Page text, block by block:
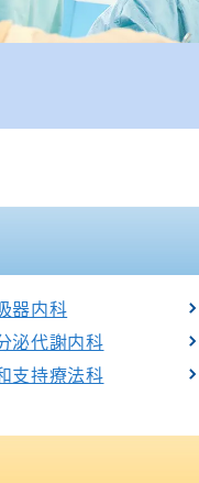
歯科口腔外科
麻酔科
器内科
泌代謝内科
支持療法科